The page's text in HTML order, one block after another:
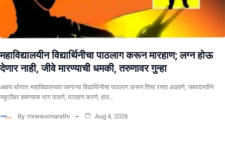
महाविद्यालयीन विद्यार्थिनीचा पाठलाग करून मारहाण; लग्न होऊ
देणार नाही, जीवे मारण्याची धमकी, तरुणावर गुन्हा
अक्षय थोरात: महाविद्यालयात जाणाऱ्या विद्यार्थिनीचा पाठलाग करून तिचा रस्ता अडवणे, जबरदस्तीने
स्कुटीवर बसण्यास भाग पाडणे, मारहाण करणे, हात…
By mnewsmarathi Aug 4, 2026